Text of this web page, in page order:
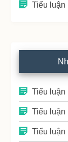
Tiểu luận
Tiểu
Tiểu luận
Tiểu